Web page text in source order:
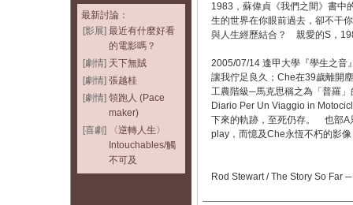
最新討論：
[影展] 最近有什麼好看
的電影嗎？
[劇情] 天下無賊
[劇情] 張越桂
[劇情] 領跑人 (Pace
maker)
[喜劇]
〈逆轉人生〉
Intouchables/觸
不可及
1983，蘇偉貞《我們之間》書中
生的世界在你眼前過去，卻不干
與人生經歷結合？ 親愛的S，
2005/07/14 逢甲大學『學生之音
讓我佇足良久；Che在39歲離開
工農階級─馬克思稱之為「普羅
Diario Per Un Viaggio in
下來的軌跡，至死仍存。 也部A
play，而憶及Che永恆不朽的影像
Rod Stewart / The Story So Far